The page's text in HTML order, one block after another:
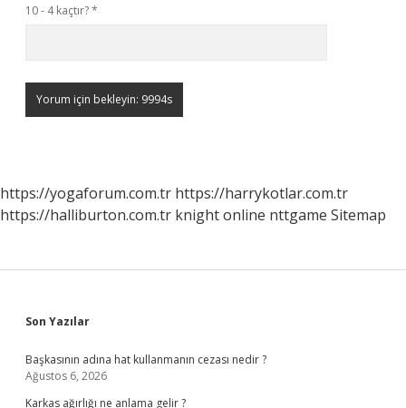
10 - 4 kaçtır?*
https://yogaforum.com.tr https://harrykotlar.com.tr
https://halliburton.com.tr knight online nttgame Sitemap
Sidebar
Son Yazılar
Başkasının adına hat kullanmanın cezası nedir ?
Ağustos 6, 2026
Karkas ağırlığı ne anlama gelir ?